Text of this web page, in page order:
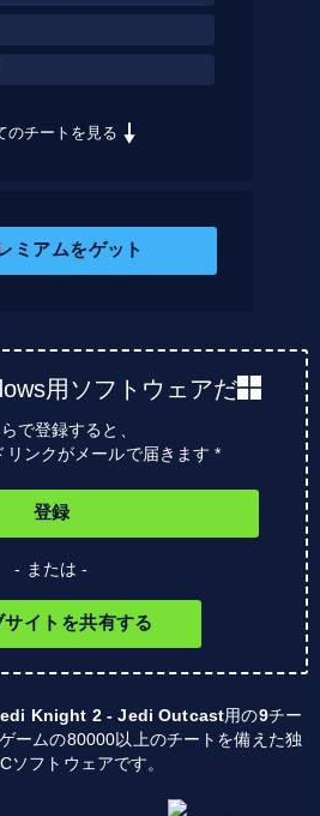
のチートを見る
ミアムをゲット
用ソフトウェアだ
で登録すると、
リンクがメールで届きます *
登録
- または -
サイトを共有する
Knight 2 - Jedi Outcast用の9チー
ームの80000以上のチートを備えた独
ソフトウェアです。